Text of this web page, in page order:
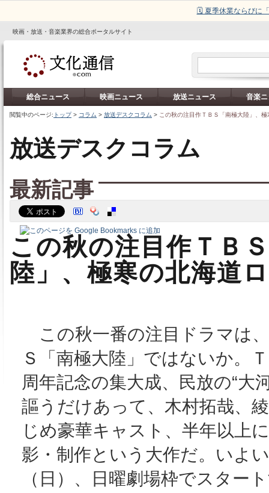
🗓️ 夏季休業ならびに
映画・放送・音楽業界の総合ポータルサイト
総合ニュース 映画ニュース 放送ニュース 音楽
閲覧中のページ: トップ> コラム > 放送デスクコラム > この秋の注目作ＴＢＳ「南極大陸」、
放送デスクコラム
最新記事
この秋の注目作ＴＢ
陸」、極寒の北海道
この秋一番の注目ドラマは
Ｓ「南極大陸」ではないか。
周年記念の集大成、民放の“大
謳うだけあって、木村拓哉、
じめ豪華キャスト、半年以上
影・制作という大作だ。いよ
（日）、日曜劇場枠でスター